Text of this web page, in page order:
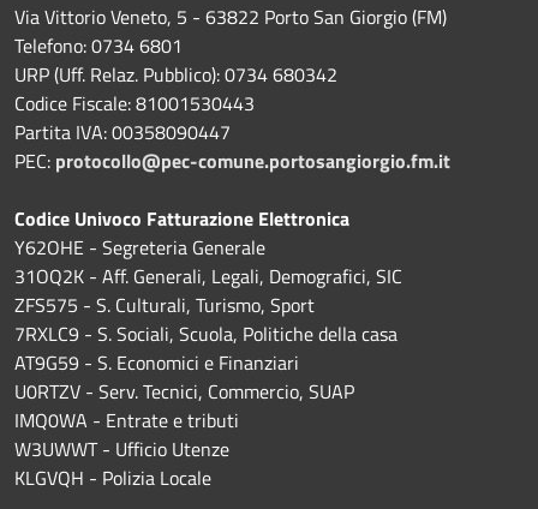
Via Vittorio Veneto, 5 - 63822 Porto San Giorgio (FM)
Telefono: 0734 6801
URP (Uff. Relaz. Pubblico): 0734 680342
Codice Fiscale: 81001530443
Partita IVA: 00358090447
PEC: protocollo@pec-comune.portosangiorgio.fm.it
Codice Univoco Fatturazione Elettronica
Y62OHE - Segreteria Generale
31OQ2K - Aff. Generali, Legali, Demografici, SIC
ZFS575 - S. Culturali, Turismo, Sport
7RXLC9 - S. Sociali, Scuola, Politiche della casa
AT9G59 - S. Economici e Finanziari
U0RTZV - Serv. Tecnici, Commercio, SUAP
IMQ0WA - Entrate e tributi
W3UWWT - Ufficio Utenze
KLGVQH - Polizia Locale